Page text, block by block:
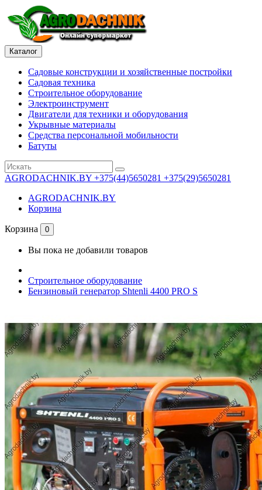
Каталог
Садовые конструкции и хозяйственные постройки
Садовая техника
Строительное оборудование
Электроинструмент
Двигатели для техники и оборудования
Укрывные материалы
Средства персональной мобильности
Батуты
AGRODACHNIK.BY +375(44)5650281 +375(29)5650281
AGRODACHNIK.BY
Корзина
Корзина 0
Вы пока не добавили товаров
Строительное оборудование
Бензиновый генератор Shtenli 4400 PRO S